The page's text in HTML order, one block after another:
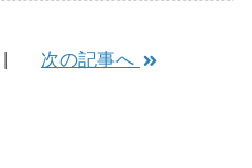
次の記事へ